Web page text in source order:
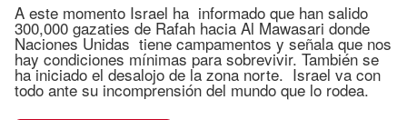
A este momento Israel ha informado que han salido
300,000 gazaties de Rafah hacia Al Mawasari donde
Naciones Unidas tiene campamentos y señala que nos
hay condiciones mínimas para sobrevivir. También se
ha iniciado el desalojo de la zona norte. Israel va con
todo ante su incomprensión del mundo que lo rodea.